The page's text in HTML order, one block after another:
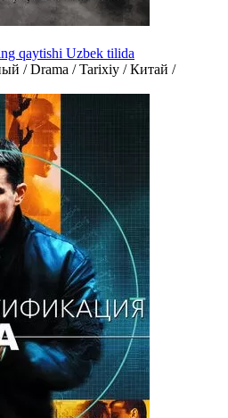
qaytishi Uzbek tilida
/ Drama / Tarixiy / Китай /